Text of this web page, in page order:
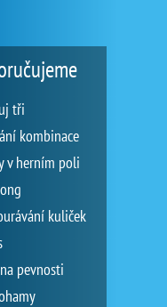
tři
kombinace
v herním poli
kuliček
pevnosti